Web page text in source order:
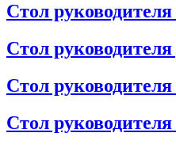
Стол
Стол
Стол
Стол